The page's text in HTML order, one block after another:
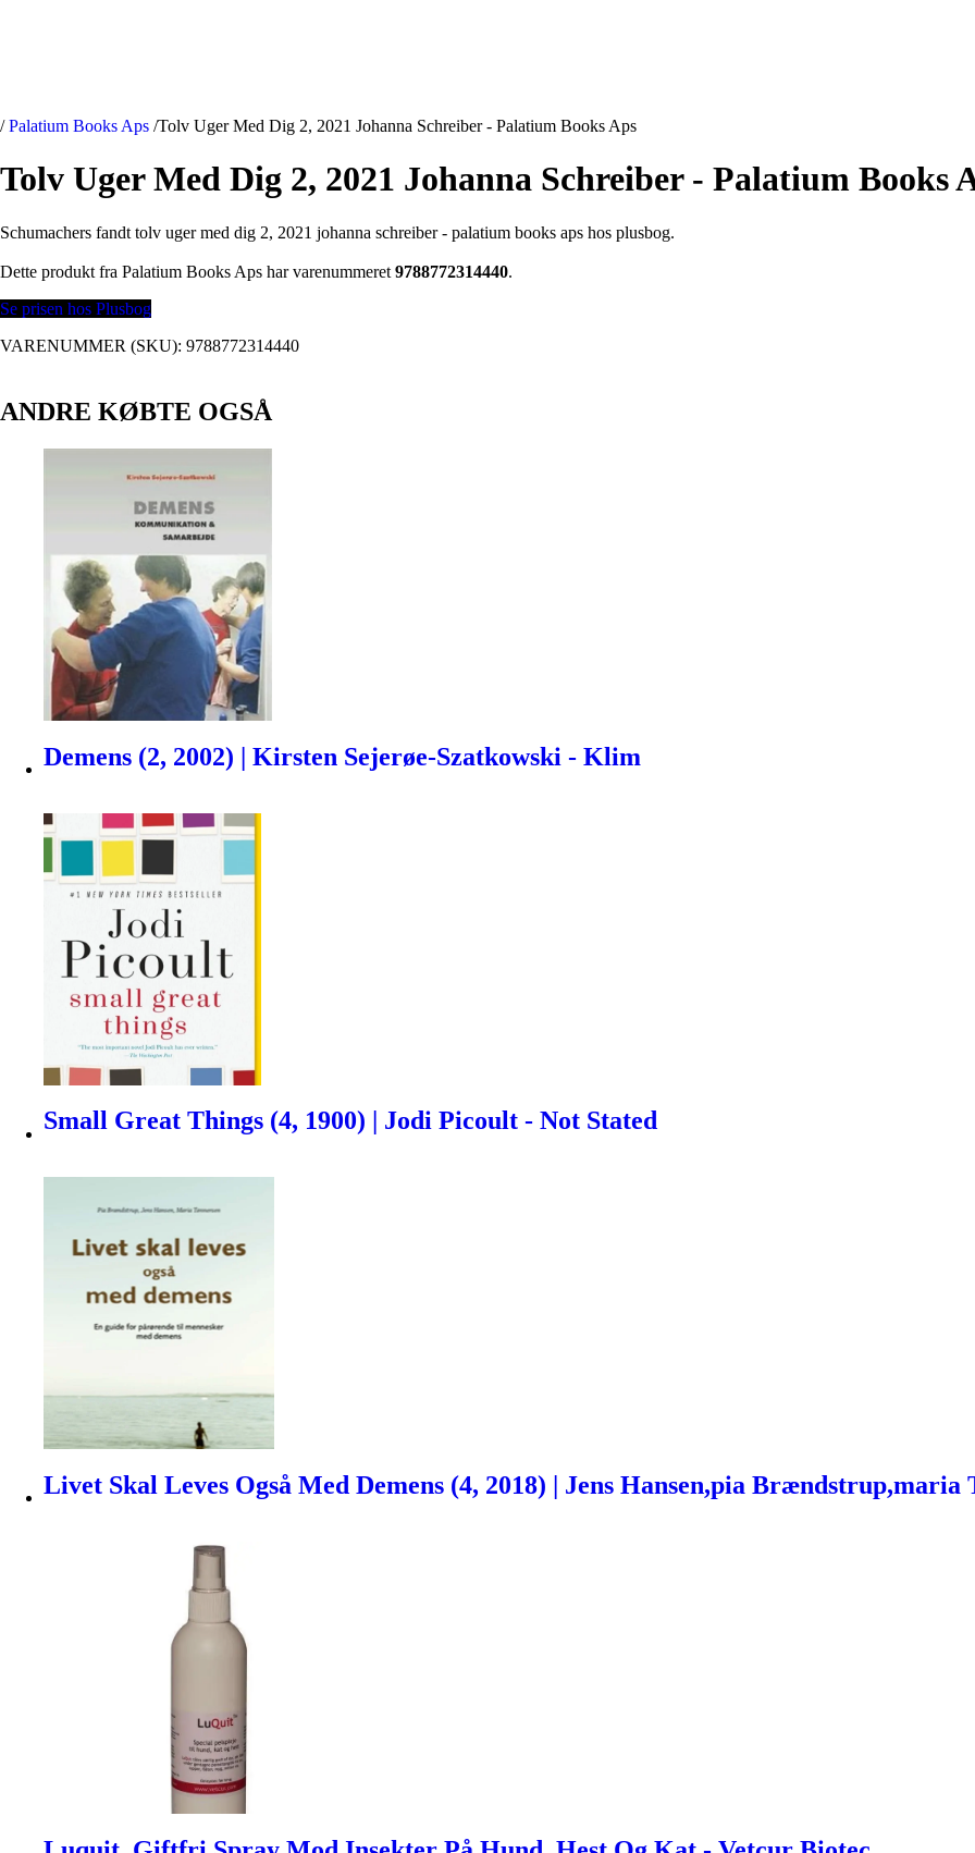
/ Palatium Books Aps /Tolv Uger Med Dig 2, 2021 Johanna Schreiber - Palatium Books Aps
Tolv Uger Med Dig 2, 2021 Johanna Schreiber - Palatium Books
Schumachers fandt tolv uger med dig 2, 2021 johanna schreiber - palatium books aps hos plusbog.
Dette produkt fra Palatium Books Aps har varenummeret 9788772314440.
Se prisen hos Plusbog
VARENUMMER (SKU): 9788772314440
ANDRE KØBTE OGSÅ
Demens (2, 2002) | Kirsten Sejerøe-Szatkowski - Klim
Small Great Things (4, 1900) | Jodi Picoult - Not Stated
Livet Skal Leves Også Med Demens (4, 2018) | Jens Hansen,pia